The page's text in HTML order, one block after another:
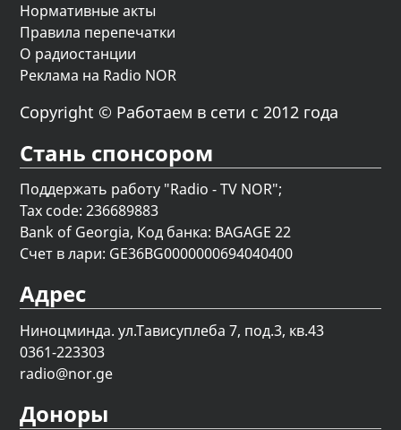
Нормативные акты
Правила перепечатки
О радиостанции
Реклама на Radio NOR
Copyright © Работаем в сети с 2012 года
Стань спонсором
Поддержать работу "Radio - TV NOR";
Tax code: 236689883
Bank of Georgia, Код банка: BAGAGE 22
Счет в лари: GE36BG0000000694040400
Адрес
Ниноцминда. ул.Тависуплеба 7, под.3, кв.43
0361-223303
radio@nor.ge
Доноры